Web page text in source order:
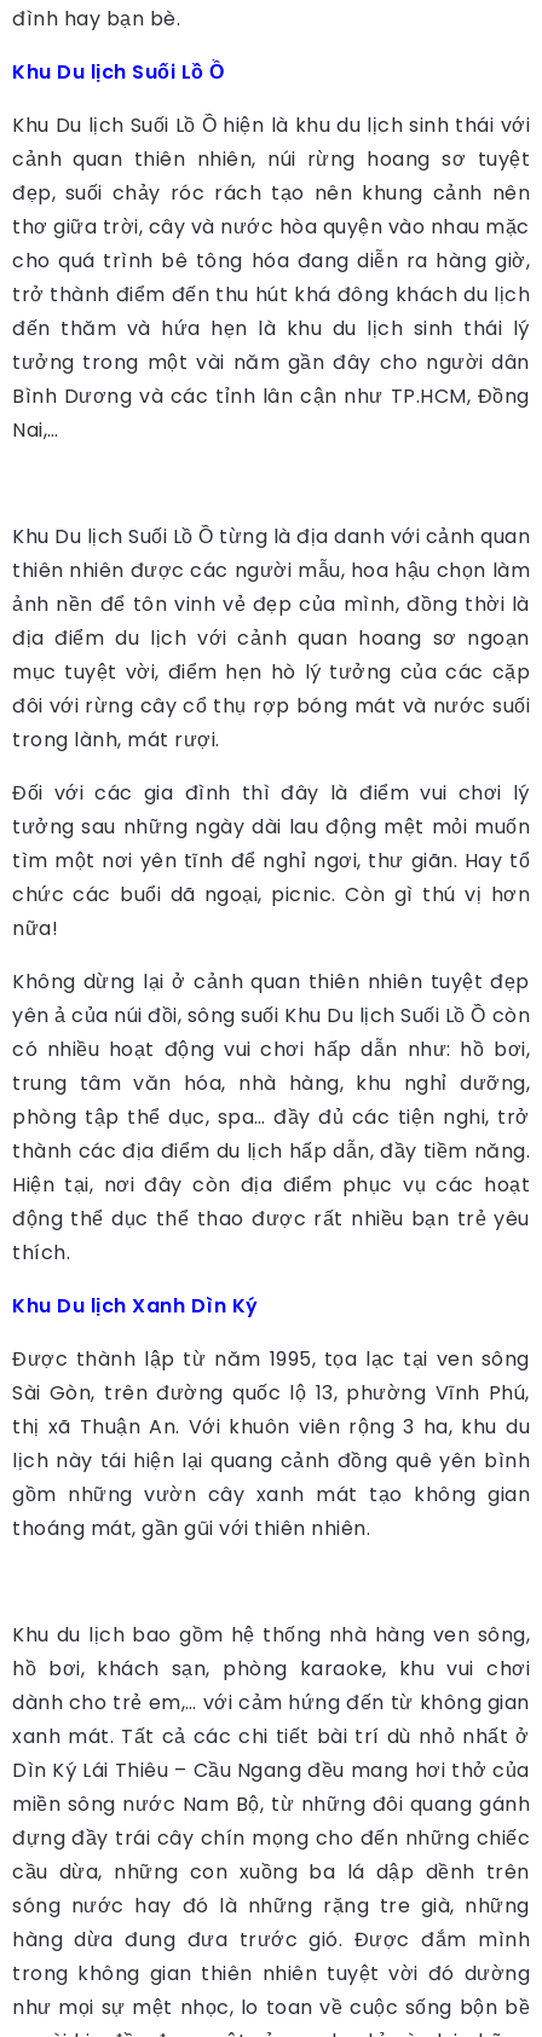
đình hay bạn bè.
Khu Du lịch Suối Lồ Ồ
Khu Du lịch Suối Lồ Ồ hiện là khu du lịch sinh thái với
cảnh quan thiên nhiên, núi rừng hoang sơ tuyệt
đẹp, suối chảy róc rách tạo nên khung cảnh nên
thơ giữa trời, cây và nước hòa quyện vào nhau mặc
cho quá trình bê tông hóa đang diễn ra hàng giờ,
trở thành điểm đến thu hút khá đông khách du lịch
đến thăm và hứa hẹn là khu du lịch sinh thái lý
tưởng trong một vài năm gần đây cho người dân
Bình Dương và các tỉnh lân cận như TP.HCM, Đồng
Nai,…
Khu Du lịch Suối Lồ Ồ từng là địa danh với cảnh quan
thiên nhiên được các người mẫu, hoa hậu chọn làm
ảnh nền để tôn vinh vẻ đẹp của mình, đồng thời là
địa điểm du lịch với cảnh quan hoang sơ ngoạn
mục tuyệt vời, điểm hẹn hò lý tưởng của các cặp
đôi với rừng cây cổ thụ rợp bóng mát và nước suối
trong lành, mát rượi.
Đối với các gia đình thì đây là điểm vui chơi lý
tưởng sau những ngày dài lau động mệt mỏi muốn
tìm một nơi yên tĩnh để nghỉ ngơi, thư giãn. Hay tổ
chức các buổi dã ngoại, picnic. Còn gì thú vị hơn
nữa!
Không dừng lại ở cảnh quan thiên nhiên tuyệt đẹp
yên ả của núi đồi, sông suối Khu Du lịch Suối Lồ Ồ còn
có nhiều hoạt động vui chơi hấp dẫn như: hồ bơi,
trung tâm văn hóa, nhà hàng, khu nghỉ dưỡng,
phòng tập thể dục, spa… đầy đủ các tiện nghi, trở
thành các địa điểm du lịch hấp dẫn, đầy tiềm năng.
Hiện tại, nơi đây còn địa điểm phục vụ các hoạt
động thể dục thể thao được rất nhiều bạn trẻ yêu
thích.
Khu Du lịch Xanh Dìn Ký
Được thành lập từ năm 1995, tọa lạc tại ven sông
Sài Gòn, trên đường quốc lộ 13, phường Vĩnh Phú,
thị xã Thuận An. Với khuôn viên rộng 3 ha, khu du
lịch này tái hiện lại quang cảnh đồng quê yên bình
gồm những vườn cây xanh mát tạo không gian
thoáng mát, gần gũi với thiên nhiên.
Khu du lịch bao gồm hệ thống nhà hàng ven sông,
hồ bơi, khách sạn, phòng karaoke, khu vui chơi
dành cho trẻ em,… với cảm hứng đến từ không gian
xanh mát. Tất cả các chi tiết bài trí dù nhỏ nhất ở
Dìn Ký Lái Thiêu – Cầu Ngang đều mang hơi thở của
miền sông nước Nam Bộ, từ những đôi quang gánh
đựng đầy trái cây chín mọng cho đến những chiếc
cầu dừa, những con xuồng ba lá dập dềnh trên
sóng nước hay đó là những rặng tre già, những
hàng dừa đung đưa trước gió. Được đắm mình
trong không gian thiên nhiên tuyệt vời đó dường
như mọi sự mệt nhọc, lo toan về cuộc sống bộn bề